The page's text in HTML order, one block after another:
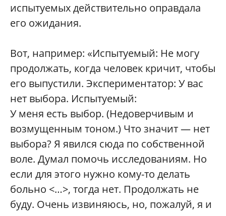
испытуемых действительно оправдала
его ожидания.
Вот, например: «Испытуемый: Не могу
продолжать, когда человек кричит, чтобы
его выпустили. Экспериментатор: У вас
нет выбора. Испытуемый:
У меня есть выбор. (Недоверчивым и
возмущенным тоном.) Что значит — нет
выбора? Я явился сюда по собственной
воле. Думал помочь исследованиям. Но
если для этого нужно кому-то делать
больно <…>, тогда нет. Продолжать не
буду. Очень извиняюсь, но, пожалуй, я и